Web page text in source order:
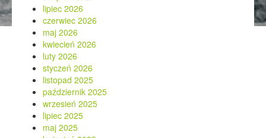
lipiec 2026
czerwiec 2026
maj 2026
kwiecień 2026
luty 2026
styczeń 2026
listopad 2025
październik 2025
wrzesień 2025
lipiec 2025
maj 2025